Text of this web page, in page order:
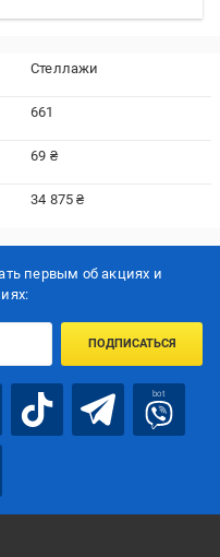
Стеллажи
661
69 ₴
34 875 ₴
первым об акцияx и
ПОДПИСАТЬСЯ
bot